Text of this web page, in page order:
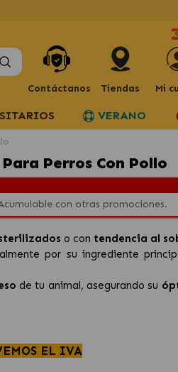
Contáctanos Tiendas Mi
VERANO
Perros Con Pollo
con otras promociones.
o con tendencia al
por su ingrediente
de tu animal, asegurando su
EL IVA